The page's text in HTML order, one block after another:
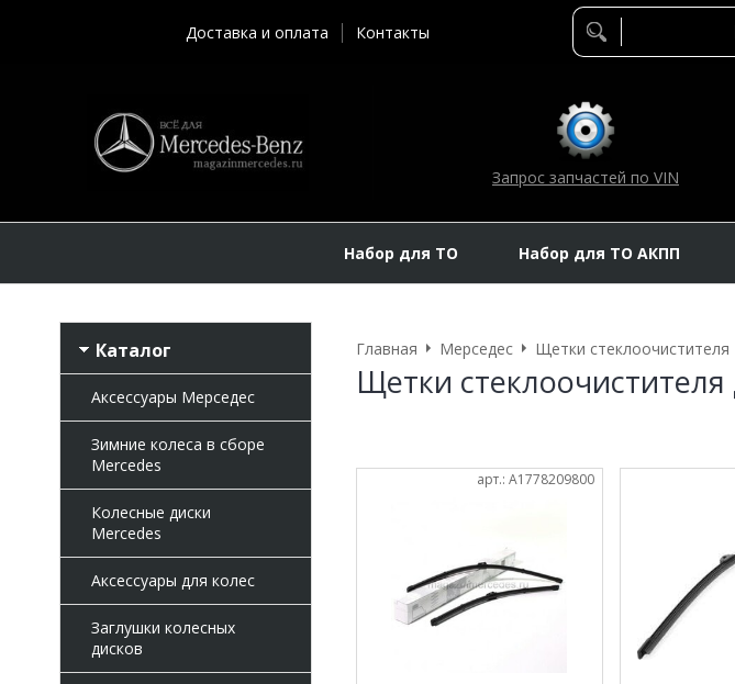
Доставка и оплата Контакты
Запрос запчастей по VIN
Набор для ТО Набор для ТО АКПП
Каталог
Аксессуары Мерседес
Зимние колеса в сборе
Mercedes
Колесные диски
Mercedes
Аксессуары для колес
Заглушки колесных
дисков
Главная Мерседес Щетки стеклоочистителя
Щетки
арт.: A1778209800